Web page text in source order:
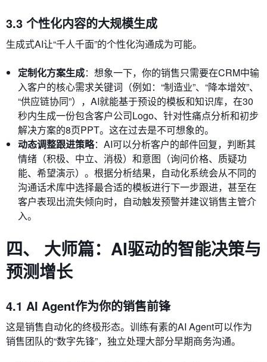
3.3 个性化内容的大规模生成
生成式AI让“千人千面”的个性化沟通成为可能。
定制化方案生成：想象一下，你的销售只需要在CRM中输
入客户的核心需求关键词（例如：“制造业”、“降本增效”、
“供应链协同”），AI就能基于预设的模板和知识库，在30
秒内生成一份包含客户公司Logo、针对性痛点分析和初步
解决方案的8页PPT。这在过去是不可想象的。
动态调整跟进策略：AI可以分析客户的邮件回复，判断其
情绪（积极、中立、消极）和意图（询问价格、质疑功
能、希望演示）。根据分析结果，自动化系统会从不同的
沟通话术库中选择最合适的模板进行下一步跟进，甚至在
客户表现出流失倾向时，自动触发预警并建议销售主管介
入。
四、 大师篇：AI驱动的智能决策与
预测增长
4.1 AI Agent作为你的销售前锋
这是销售自动化的终极形态。训练有素的AI Agent可以作为
销售团队的“数字先锋”，独立处理大部分早期商务沟通。